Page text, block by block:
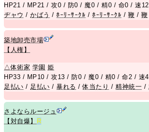
HP21 / MP21 / 攻0 / 防0 / 魔0 / 精0 / 命0 / 速
ヂャウ /かばう /ﾎｰﾘｰｻｰｸﾙ / ﾎｰﾘｰｻｰｸﾙ / 鞭 / 鞭
築地卸売市場
【人権】
△体術家 学園 姫
HP33 / MP10 / 攻13 / 防0 / 魔0 / 精0 / 命2 / 速
足払い / 足払い /暴れる /体当たり /精神統一 /
さよならルージュ
【対自爆】
R